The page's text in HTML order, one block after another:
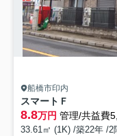
船橋市印内
スマートＦ
8.8万円 管理/共益費
33.61㎡ (1K) /築22年 /2